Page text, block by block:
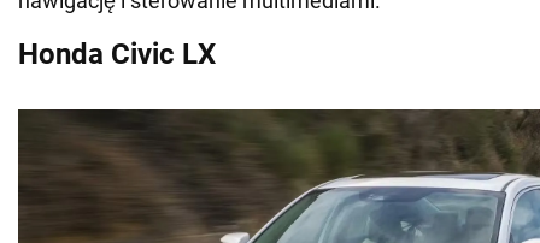
Honda Civic LX